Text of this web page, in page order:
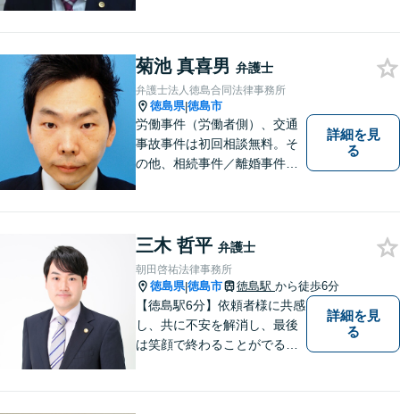
菊池 真喜男 弁護士
弁護士法人徳島合同法律事務所
徳島県|徳島市
労働事件（労働者側）、交通
事故事件は初回相談無料。そ
の他、相続事件／離婚事件／
れます。【無料駐車場】
詳細を見
る
三木 哲平 弁護士
朝田啓祐法律事務所
徳島県|徳島市 徳島駅 から徒歩6分
【徳島駅6分】依頼者様に共感
し、共に不安を解消し、最後
は笑顔で終わることがでるよ
詳細を見
る